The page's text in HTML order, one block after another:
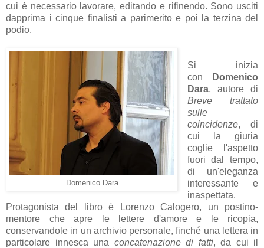
cui è necessario lavorare, editando e rifinendo. Sono usciti
dapprima i cinque finalisti a parimerito e poi la terzina del
podio.
Domenico Dara
Si inizia
con
Domenico
Dara, autore di
Breve trattato
sulle
coincidenze, di
cui la giuria
coglie l'aspetto
fuori dal tempo,
di un'eleganza
interessante e
inaspettata.
Protagonista del libro è Lorenzo Calogero, un postino-
mentore che apre le lettere d'amore e le ricopia,
conservandole in un archivio personale, finché una lettera in
particolare innesca una concatenazione di fatti, da cui il